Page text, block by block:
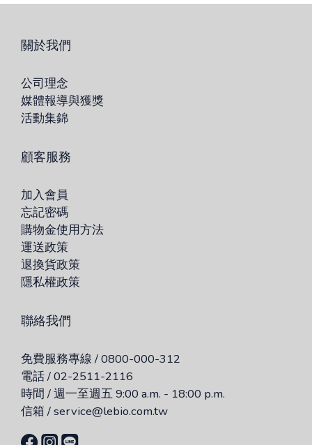
關於我們
公司理念
媒體報導與獲獎
活動集錦
顧客服務
加入會員
忘記密碼
購物金使用方法
運送政策
退換貨政策
隱私權政策
聯絡我們
免費服務專線 / 0800-000-312
電話 / 02-2511-2116
時間 / 週一至週五 9:00 a.m. - 18:00 p.m.
信箱 / service@lebio.com.tw